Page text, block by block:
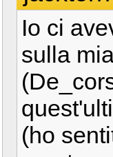
Io ci
sulla
(ho